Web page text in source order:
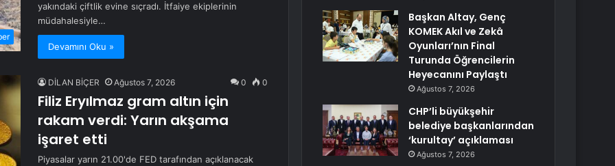
yakındaki çiftlik evine sıçradı. İtfaiye ekiplerinin
müdahalesiyle…
Devamını Oku »
DİLAN BİÇER Ağustos 7, 2026 0 0
Filiz Eryılmaz gram altın için
rakam verdi: Yarın akşama
işaret etti
Piyasalar yarın 21.00'de FED tarafından açıklanacak
Başkan Altay, Genç
KOMEK Akıl ve Zekâ
Oyunları’nın Final
Turunda Öğrencilerin
Heyecanını Paylaştı
Ağustos 7, 2026
CHP’li büyükşehir
belediye başkanlarından
‘kurultay’ açıklaması
Ağustos 7, 2026